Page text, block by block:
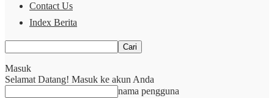
Contact Us
Index Berita
Masuk
Selamat Datang! Masuk ke akun Anda
nama pengguna